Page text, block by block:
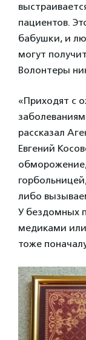
пациентов.
бабушки, и
могут
Волонтеры
«Приходят с
рассказал
Евгений
обморожение,
либо
У бездомных
медиками
тоже